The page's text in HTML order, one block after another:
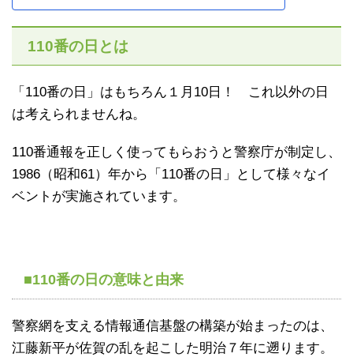
110番の日とは
「110番の日」はもちろん１月10日！ これ以外の日
は考えられませんね。
110番通報を正しく使ってもらおうと警察庁が制定し、
1986（昭和61）年から「110番の日」として様々なイ
ベントが実施されています。
■110番の日の意味と由来
警察網を支える情報通信基盤の構築が始まったのは、
江藤新平が佐賀の乱を起こした明治７年に遡ります。